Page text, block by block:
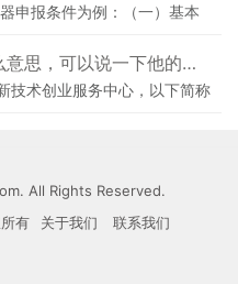
申报条件为例：（一）基本
真实完整的火炬统计调查科技企业服务孵化器是什么意思，可以说一下他的概念么？
技术创业服务中心，以下简称
All Rights Reserved.
有
关于我们 联系我们